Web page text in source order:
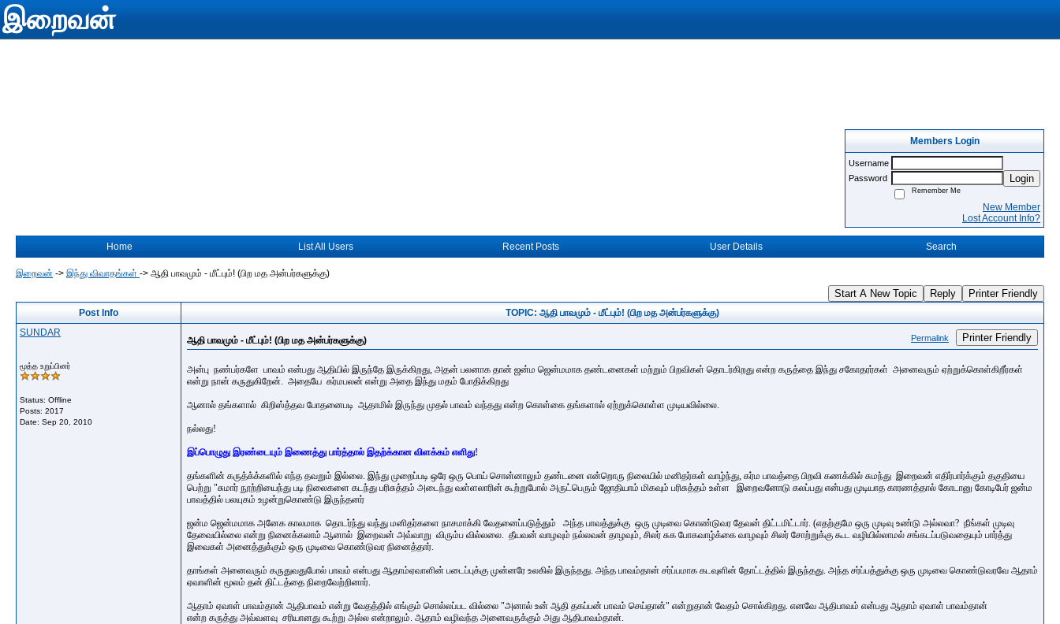
இறைவன்
Members Login
Username
Password
Login
Remember Me
New Member
Lost Account Info?
Home List All Users Recent Posts User Details Search
இறைவன் -> இந்து விவாதங்கள் -> ஆதி பாவமும் - மீட்பும்! (பிற மத அன்பர்களுக்கு)
Start A New Topic Reply Printer Friendly
Post Info
TOPIC: ஆதி பாவமும் - மீட்பும்! (பிற மத அன்பர்களுக்கு)
SUNDAR
மூத்த உறுப்பினர்
Status: Offline
Posts: 2017
Date: Sep 20, 2010
ஆதி பாவமும் - மீட்பும்! (பிற மத அன்பர்களுக்கு) Permalink Printer Friendly
அன்பு நண்பர்களே பாவம் என்பது ஆதியில் இருந்தே இருக்கிறது, அதன் பலனாக தான் ஜன்ம ஜென்மமாக தண்டனைகள் மற்றும் பிறவிகள் தொடர்கிறது என்ற கருத்தை இந்து சகோதரர்கள் அனைவரும் ஏற்றுக்கொள்கிறீர்கள்
என்று நான் கருதுகிறேன். அதையே கர்மபலன் என்று அதை இந்து மதம் போதிக்கிறது
ஆனால் தங்களால் கிறிஸ்த்தவ போதனைபடி ஆதாமில் இருந்து முதல் பாவம் வந்தது என்ற கொள்கை தங்களால் ஏற்றுக்கொள்ள முடியவில்லை.
நல்லது!
இப்பொழுது இரண்டையும் இணைத்து பார்த்தால் இதற்க்கான விளக்கம் எளிது!
தங்களின் கருத்க்க்களில் எந்த தவறும் இல்லை. இந்து முறைப்படி ஒரே ஒரு பொய் சொன்னாலும் தண்டனை என்றொரு நிலையில் மனிதர்கள் வாழ்ந்து, கர்ம பாவத்தை பிறவி கணக்கில் சுமந்து இறைவன் எதிர்பார்க்கும் தகுதியை
பெற்று "சுமார் நூற்றியைந்து படி நிலைகளை கடந்து பரிசுத்தம் அடைந்து வள்ளலாரின் கூற்றுபோல் அருட்பெரும் ஜோதியாம் மிகவும் பரிசுத்தம் உள்ள இறைவனோடு கலப்பது என்பது முடியாத காரணத்தால் கோடானு கோடிபேர் ஜன்ம
பாவத்தில் பலயுகம் உழன்றுகொண்டு இருந்தனர்
ஜன்ம ஜென்மமாக அனேக காலமாக தொடர்ந்து வந்து மனிதர்களை நாசமாக்கி வேதனைப்படுத்தும் அந்த பாவத்துக்கு ஒரு முடிவை கொண்டுவர தேவன் திட்டமிட்டார். (எதற்குமே ஒரு முடிவு உண்டு அல்லவா? நீங்கள் முடிவு
தேவையில்லை என்று நினைக்கலாம் ஆனால் இறைவன் அவ்வாறு விரும்ப வில்லலை. தீயவன் வாழவும் நல்லவன் தாழவும், சிலர் சுக போகவாழ்க்கை வாழவும் சிலர் சோற்றுக்கு கூட வழியில்லாமல் சங்கடப்படுவதையும் பார்த்து
இவைகள் அனைத்துக்கும் ஒரு முடிவை கொண்டுவர நினைத்தார்.
தாங்கள் அனைவரும் கருதுவதுபோல் பாவம் என்பது ஆதாம்ஏவாளின் படைப்புக்கு முன்னரே உலகில் இருந்தது. அந்த பாவம்தான் சர்ப்பமாக கடவுளின் தோட்டத்தில் இருந்தது. அந்த சர்ப்பத்துக்கு ஒரு முடிவை கொண்டுவரவே ஆதாம்
ஏவாளின் மூலம் தன் திட்டத்தை நிறைவேற்றினார்.
ஆதாம் ஏவாள் பாவம்தான் ஆதிபாவம் என்று வேதத்தில் எங்கும் சொல்லப்பட வில்லை "அனால் உன் ஆதி தகப்பன் பாவம் செய்தான்" என்றுதான் வேதம் சொல்கிறது. எனவே ஆதிபாவம் என்பது ஆதாம் ஏவாள் பாவம்தான்
என்ற கருத்து அவ்வளவு சரியானது கூற்று அல்ல என்றாலும். ஆதாம் வழிவந்த அனைவருக்கும் அது ஆதிபாவம்தான்.